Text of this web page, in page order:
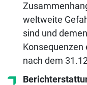
weltweite
sind und
Konsequenzen
nach dem